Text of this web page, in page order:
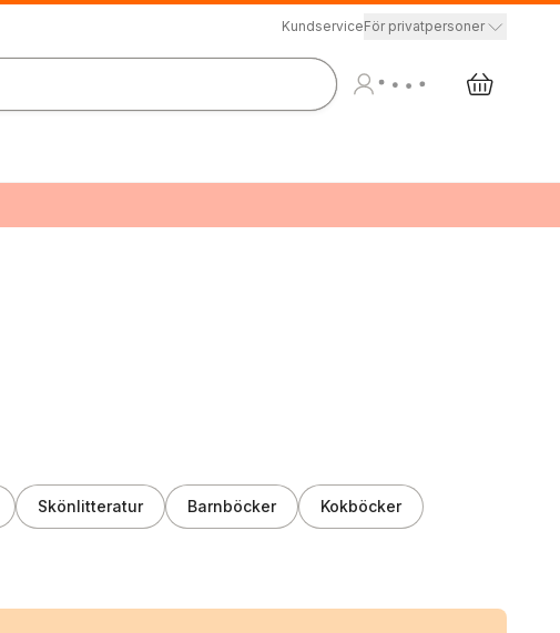
KundserviceFör privatpersoner
Skönlitteratur Barnböcker Kokböcker